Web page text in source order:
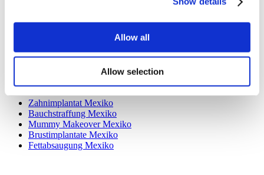
Allow all
Allow selection
YeahSmile
Dr. Christian Morales Clinic
Masterpiece Hospital
Beliebte Behandlungen in Mexiko
Zahnimplantat Mexiko
Bauchstraffung Mexiko
Mummy Makeover Mexiko
Brustimplantate Mexiko
Fettabsaugung Mexiko